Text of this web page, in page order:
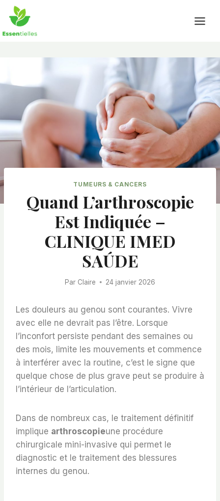
Skip
content
TUMEURS & CANCERS
Quand L’arthroscopie
Est Indiquée –
CLINIQUE IMED
SAÚDE
Par Claire 24 janvier 2026
Les douleurs au genou sont courantes. Vivre
avec elle ne devrait pas l’être. Lorsque
l’inconfort persiste pendant des semaines ou
des mois, limite les mouvements et commence
à interférer avec la routine, c’est le signe que
quelque chose de plus grave peut se produire à
l’intérieur de l’articulation.
Dans de nombreux cas, le traitement définitif
implique arthroscopieune procédure
chirurgicale mini-invasive qui permet le
diagnostic et le traitement des blessures
internes du genou.